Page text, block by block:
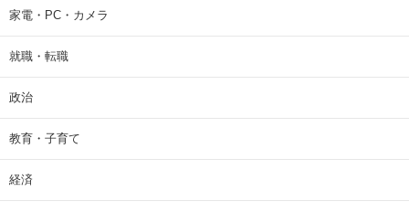
家電・PC・カメラ
就職・転職
政治
教育・子育て
経済